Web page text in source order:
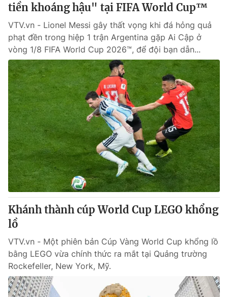
tiền khoáng hậu" tại FIFA World Cup™
VTV.vn - Lionel Messi gây thất vọng khi đá hỏng quả
phạt đền trong hiệp 1 trận Argentina gặp Ai Cập ở
vòng 1/8 FIFA World Cup 2026™, để đội bạn dẫn...
Khánh thành cúp World Cup LEGO khổng
lồ
VTV.vn - Một phiên bản Cúp Vàng World Cup khổng lồ
bằng LEGO vừa chính thức ra mắt tại Quảng trường
Rockefeller, New York, Mỹ.